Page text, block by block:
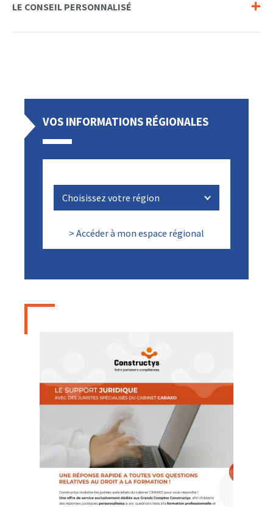
LE CONSEIL PERSONNALISÉ
VOS INFORMATIONS RÉGIONALES
> Accéder à mon espace régional